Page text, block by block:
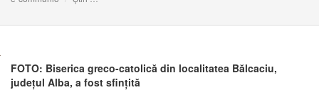
FOTO: Biserica greco-catolică din localitatea Bălcaciu,
județul Alba, a fost sfințită